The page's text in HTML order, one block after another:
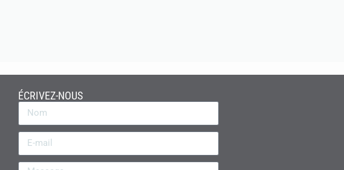
ÉCRIVEZ-NOUS